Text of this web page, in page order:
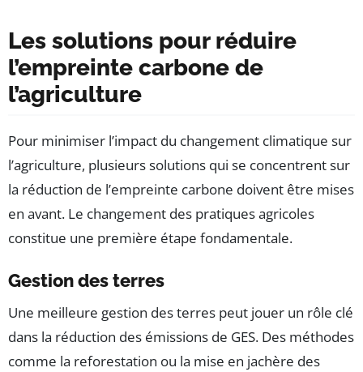
Les solutions pour réduire
l’empreinte carbone de
l’agriculture
Pour minimiser l’impact du changement climatique sur
l’agriculture, plusieurs solutions qui se concentrent sur
la réduction de l’empreinte carbone doivent être mises
en avant. Le changement des pratiques agricoles
constitue une première étape fondamentale.
Gestion des terres
Une meilleure gestion des terres peut jouer un rôle clé
dans la réduction des émissions de GES. Des méthodes
comme la reforestation ou la mise en jachère des